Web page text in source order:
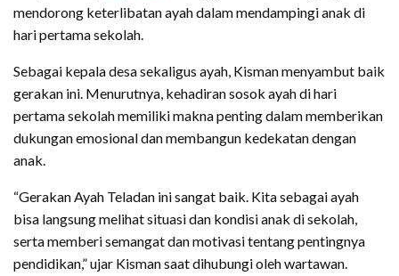
mendorong keterlibatan ayah dalam mendampingi anak di
hari pertama sekolah.
Sebagai kepala desa sekaligus ayah, Kisman menyambut baik
gerakan ini. Menurutnya, kehadiran sosok ayah di hari
pertama sekolah memiliki makna penting dalam memberikan
dukungan emosional dan membangun kedekatan dengan
anak.
“Gerakan Ayah Teladan ini sangat baik. Kita sebagai ayah
bisa langsung melihat situasi dan kondisi anak di sekolah,
serta memberi semangat dan motivasi tentang pentingnya
pendidikan,” ujar Kisman saat dihubungi oleh wartawan.